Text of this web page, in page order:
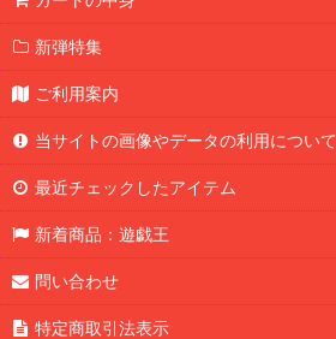
新弾特集
ご利用案内
当サイトの画像やデータの利用について
最近チェックしたアイテム
新着商品：遊戯王
問い合わせ
特定商取引法表示